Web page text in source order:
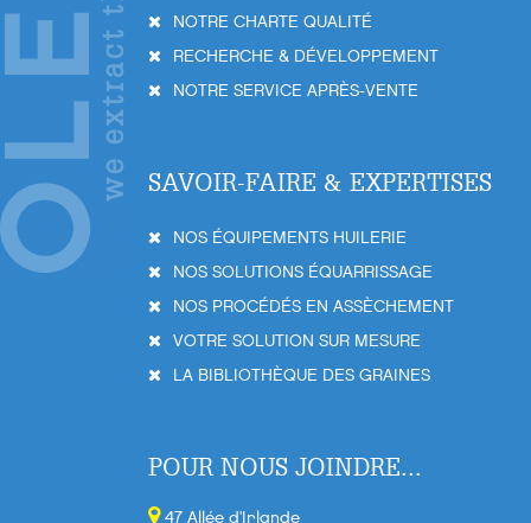
NOTRE CHARTE QUALITÉ
RECHERCHE & DÉVELOPPEMENT
NOTRE SERVICE APRÈS-VENTE
SAVOIR-FAIRE & EXPERTISES
NOS ÉQUIPEMENTS HUILERIE
NOS SOLUTIONS ÉQUARRISSAGE
NOS PROCÉDÉS EN ASSÈCHEMENT
VOTRE SOLUTION SUR MESURE
LA BIBLIOTHÈQUE DES GRAINES
POUR NOUS JOINDRE...
47 Allée d'Irlande